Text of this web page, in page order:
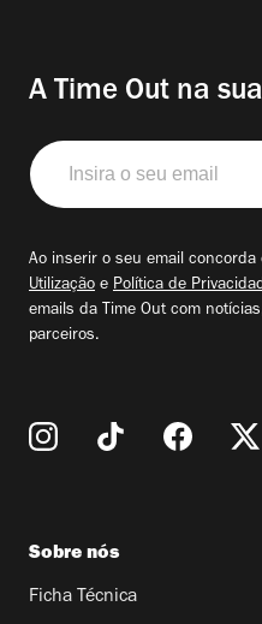
A Time Out na
Insira
o
seu
Ao inserir o seu email concorda
Utilização e Política de
emails da Time Out com
parceiros.
Sobre nós
Ficha Técnica